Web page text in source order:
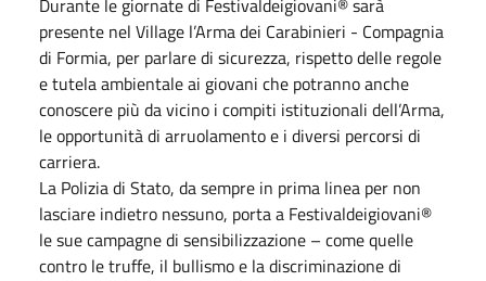
presente nel Village l’Arma dei Carabinieri - Compagnia
di Formia, per parlare di sicurezza, rispetto delle regole
e tutela ambientale ai giovani che potranno anche
conoscere più da vicino i compiti istituzionali dell’Arma,
le opportunità di arruolamento e i diversi percorsi di
carriera.
La Polizia di Stato, da sempre in prima linea per non
lasciare indietro nessuno, porta a Festivaldeigiovani®
le sue campagne di sensibilizzazione – come quelle
contro le truffe, il bullismo e la discriminazione di